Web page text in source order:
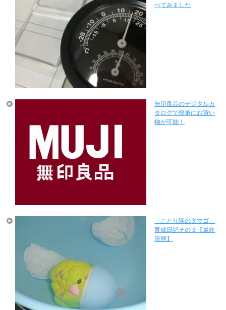
べてみました
無印良品のデジタルカ
タログで簡単にお買い
物が可能！
「ことり隊のタマゴ」
育成日記その３【最終
形態】